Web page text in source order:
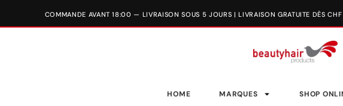
HOME MARQUES SHOP